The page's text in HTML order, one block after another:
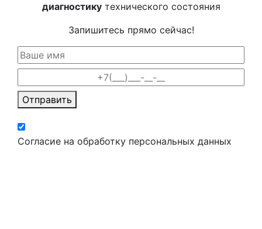
диагностикутехнического состояния
Запишитесь прямо сейчас!
Отправить
Согласие на обработку персональных данных